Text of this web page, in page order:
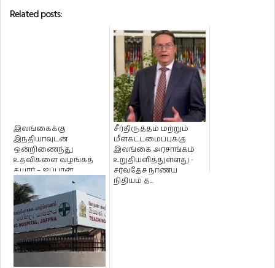
Related posts:
இலங்கைக்கு
இந்தியாவுடன்
ஒன்றிணைந்து
உதவிகளை வழங்கத்
தயார் – ஜப்பான்
அரசாங்கம் அறிவிப்பு!
சீர்திருத்தம் மற்றும்
மீள்கட்டமைப்புக்கு
இலங்கை அரசாங்கம்
உறுதியளித்துள்ளது -
சர்வதேச நாணய
நிதியம் த...